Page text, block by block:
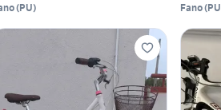
(PU) Fano(PU